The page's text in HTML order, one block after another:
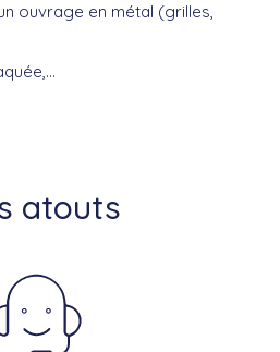
ouvrage en métal (grilles,
atouts